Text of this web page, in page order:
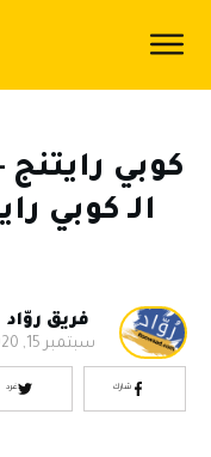
الرئيسية
اكاديمية
الخصوصية
من
الـ كوبي
فريق روّاد
سبتمبر 15, 2020
شارك غرد